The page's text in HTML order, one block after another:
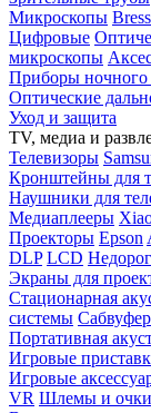
Микроскопы
Цифровые
микроскопы
Приборы ночного
Оптические
Уход и защита
TV, медиа и
Телевизоры
Кронштейны для
Наушники для
Медиаплееры
Проекторы Epson
DLP LCD
Экраны для
Стационарная
системы
Портативная
Игровые
Игровые
VR Шлемы и